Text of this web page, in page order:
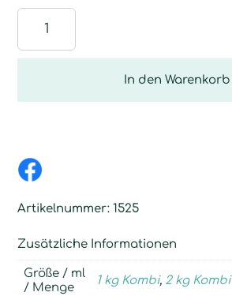
Kombi
Menge
In den Warenkorb
Artikelnummer:1525
Zusätzliche Informationen
Größe / ml
/ Menge
1 kg Kombi, 2 kg Kombi